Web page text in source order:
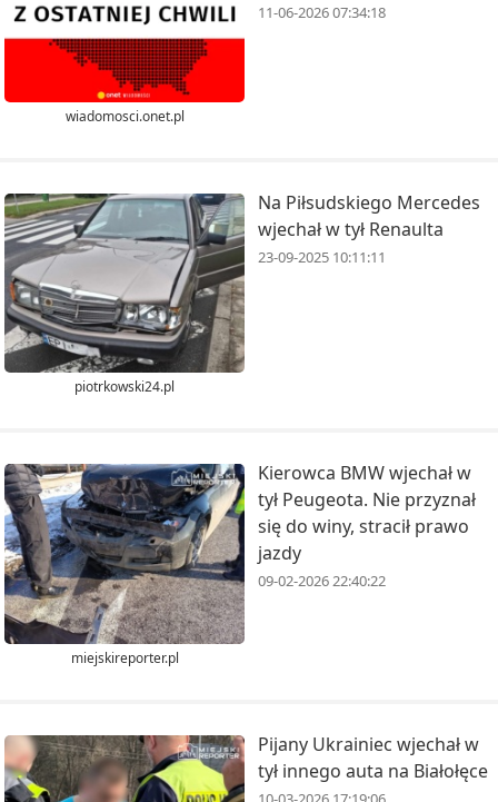
wiadomosci.onet.pl
11-06-2026 07:34:18
piotrkowski24.pl
Na Piłsudskiego Mercedes
wjechał w tył Renaulta
23-09-2025 10:11:11
miejskireporter.pl
Kierowca BMW wjechał w
tył Peugeota. Nie przyznał
się do winy, stracił prawo
jazdy
09-02-2026 22:40:22
Pijany Ukrainiec wjechał w
tył innego auta na Białołęce